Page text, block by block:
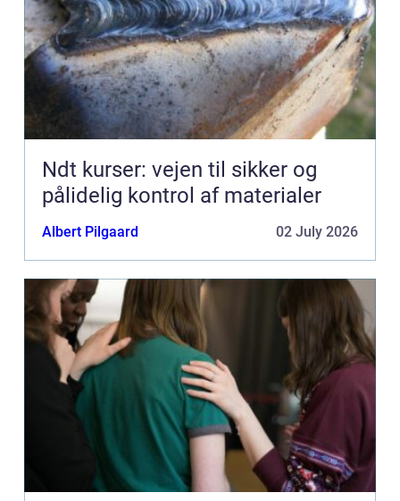
Ndt kurser: vejen til sikker og
pålidelig kontrol af materialer
Albert Pilgaard 02 July 2026